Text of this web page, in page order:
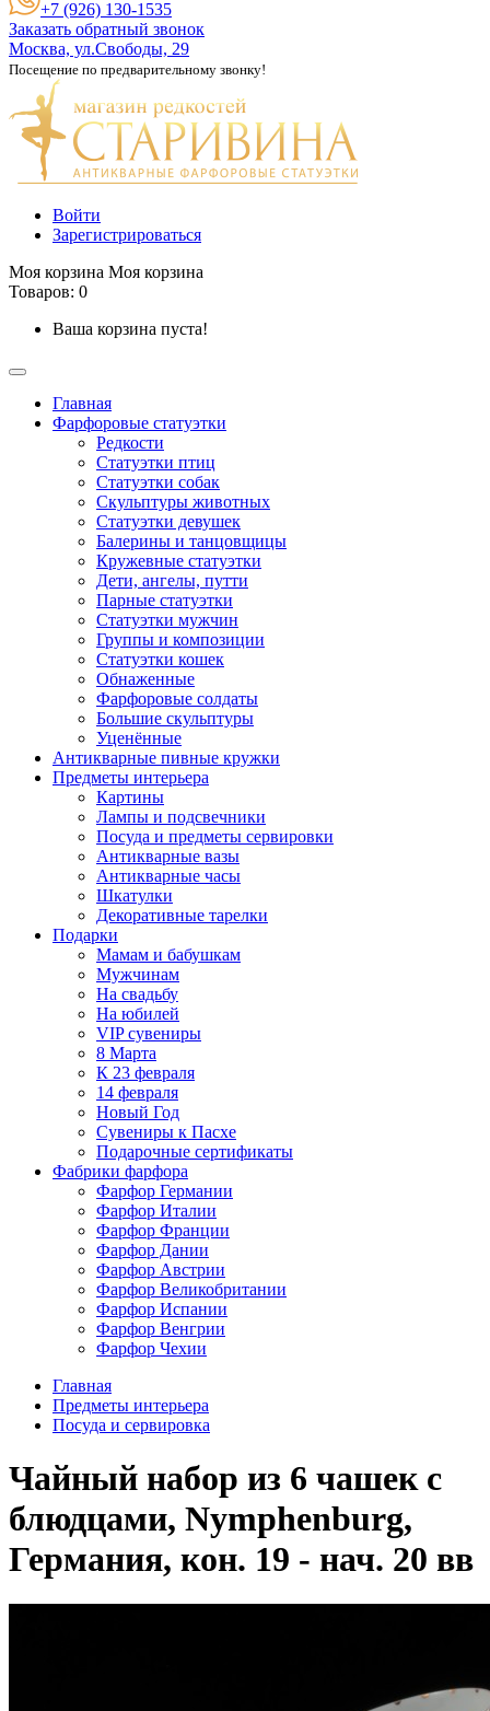
+7 (926) 130-1535
Заказать обратный звонок
Москва, ул.Свободы, 29
Посещение по предварительному звонку!
Войти
Зарегистрироваться
Моя корзина Моя корзина
Товаров: 0
Ваша корзина пуста!
Главная
Фарфоровые статуэтки
Редкости
Cтатуэтки птиц
Cтатуэтки собак
Скульптуры животных
Статуэтки девушек
Балерины и танцовщицы
Кружевные статуэтки
Дети, ангелы, путти
Парные статуэтки
Статуэтки мужчин
Группы и композиции
Статуэтки кошек
Обнаженные
Фарфоровые солдаты
Большие скульптуры
Уценённые
Антикварные пивные кружки
Предметы интерьера
Картины
Лампы и подсвечники
Посуда и предметы сервировки
Антикварные вазы
Антикварные часы
Шкатулки
Декоративные тарелки
Подарки
Мамам и бабушкам
Мужчинам
На свадьбу
На юбилей
VIP сувениры
8 Марта
К 23 февраля
14 февраля
Новый Год
Сувениры к Пасхе
Подарочные сертификаты
Фабрики фарфора
Фарфор Германии
Фарфор Италии
Фарфор Франции
Фарфор Дании
Фарфор Австрии
Фарфор Великобритании
Фарфор Испании
Фарфор Венгрии
Фарфор Чехии
Главная
Предметы интерьера
Посуда и сервировка
Чайный набор из 6 чашек с
блюдцами, Nymphenburg,
Германия, кон. 19 - нач. 20 вв